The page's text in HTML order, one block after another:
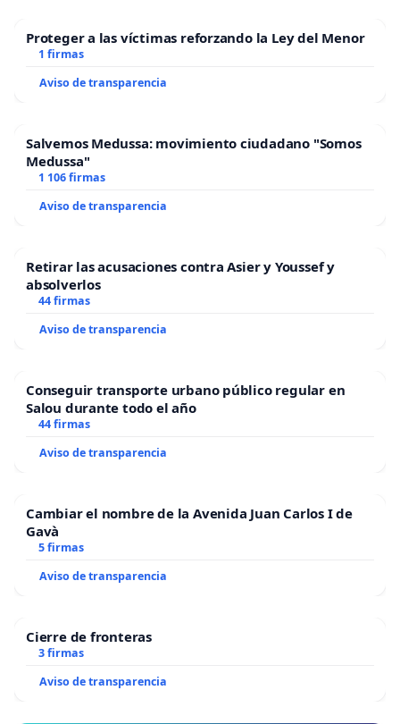
Proteger a las víctimas reforzando la Ley del Menor
1 firmas
Aviso de transparencia
Salvemos Medussa: movimiento ciudadano "Somos
Medussa"
1 106 firmas
Aviso de transparencia
Retirar las acusaciones contra Asier y Youssef y
absolverlos
44 firmas
Aviso de transparencia
Conseguir transporte urbano público regular en
Salou durante todo el año
44 firmas
Aviso de transparencia
Cambiar el nombre de la Avenida Juan Carlos I de
Gavà
5 firmas
Aviso de transparencia
Cierre de fronteras
3 firmas
Aviso de transparencia